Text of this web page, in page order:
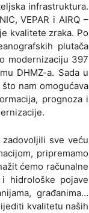
infrastruktura.
VEPAR i AIRQ –
kvalitete zraka. Po
plutača
modernizaciju 397
DHMZ-a. Sada u
nam omogućava
prognoza i
sve veću
pripremamo
ćemo računalne
hidrološke pojave
građanima…
kvalitetu naših